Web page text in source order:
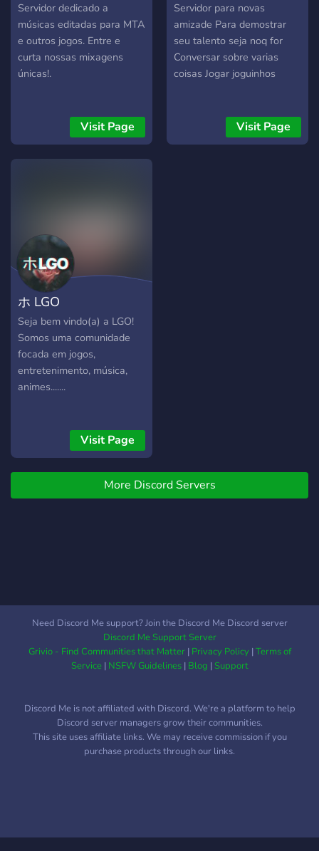
Servidor dedicado a
músicas editadas para MTA
e outros jogos. Entre e
curta nossas mixagens
únicas!.
Visit Page
Servidor para novas
amizade Para demostrar
seu talento seja noq for
Conversar sobre varias
coisas Jogar joguinhos
Visit Page
ホ LGO
Seja bem vindo(a) a LGO!
Somos uma comunidade
focada em jogos,
entretenimento, música,
animes.......
Visit Page
More Discord Servers
Need Discord Me support? Join the Discord Me Discord server
Discord Me Support Server
Grivio - Find Communities that Matter| Privacy Policy|Terms of
Service| NSFW Guidelines| Blog |Support
Discord Me is not affiliated with Discord. We're a platform to help
Discord server managers grow their communities.
This site uses affiliate links. We may receive commission if you
purchase products through our links.